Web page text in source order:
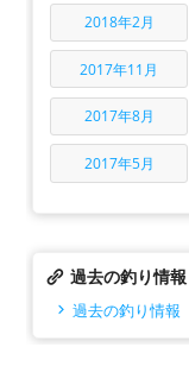
2018年2月
2017年11月
2017年8月
2017年5月
過去の釣り情報
過去の釣り情報